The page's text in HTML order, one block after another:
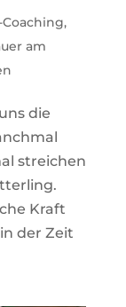
,
am
die
streichen
Kraft
der Zeit